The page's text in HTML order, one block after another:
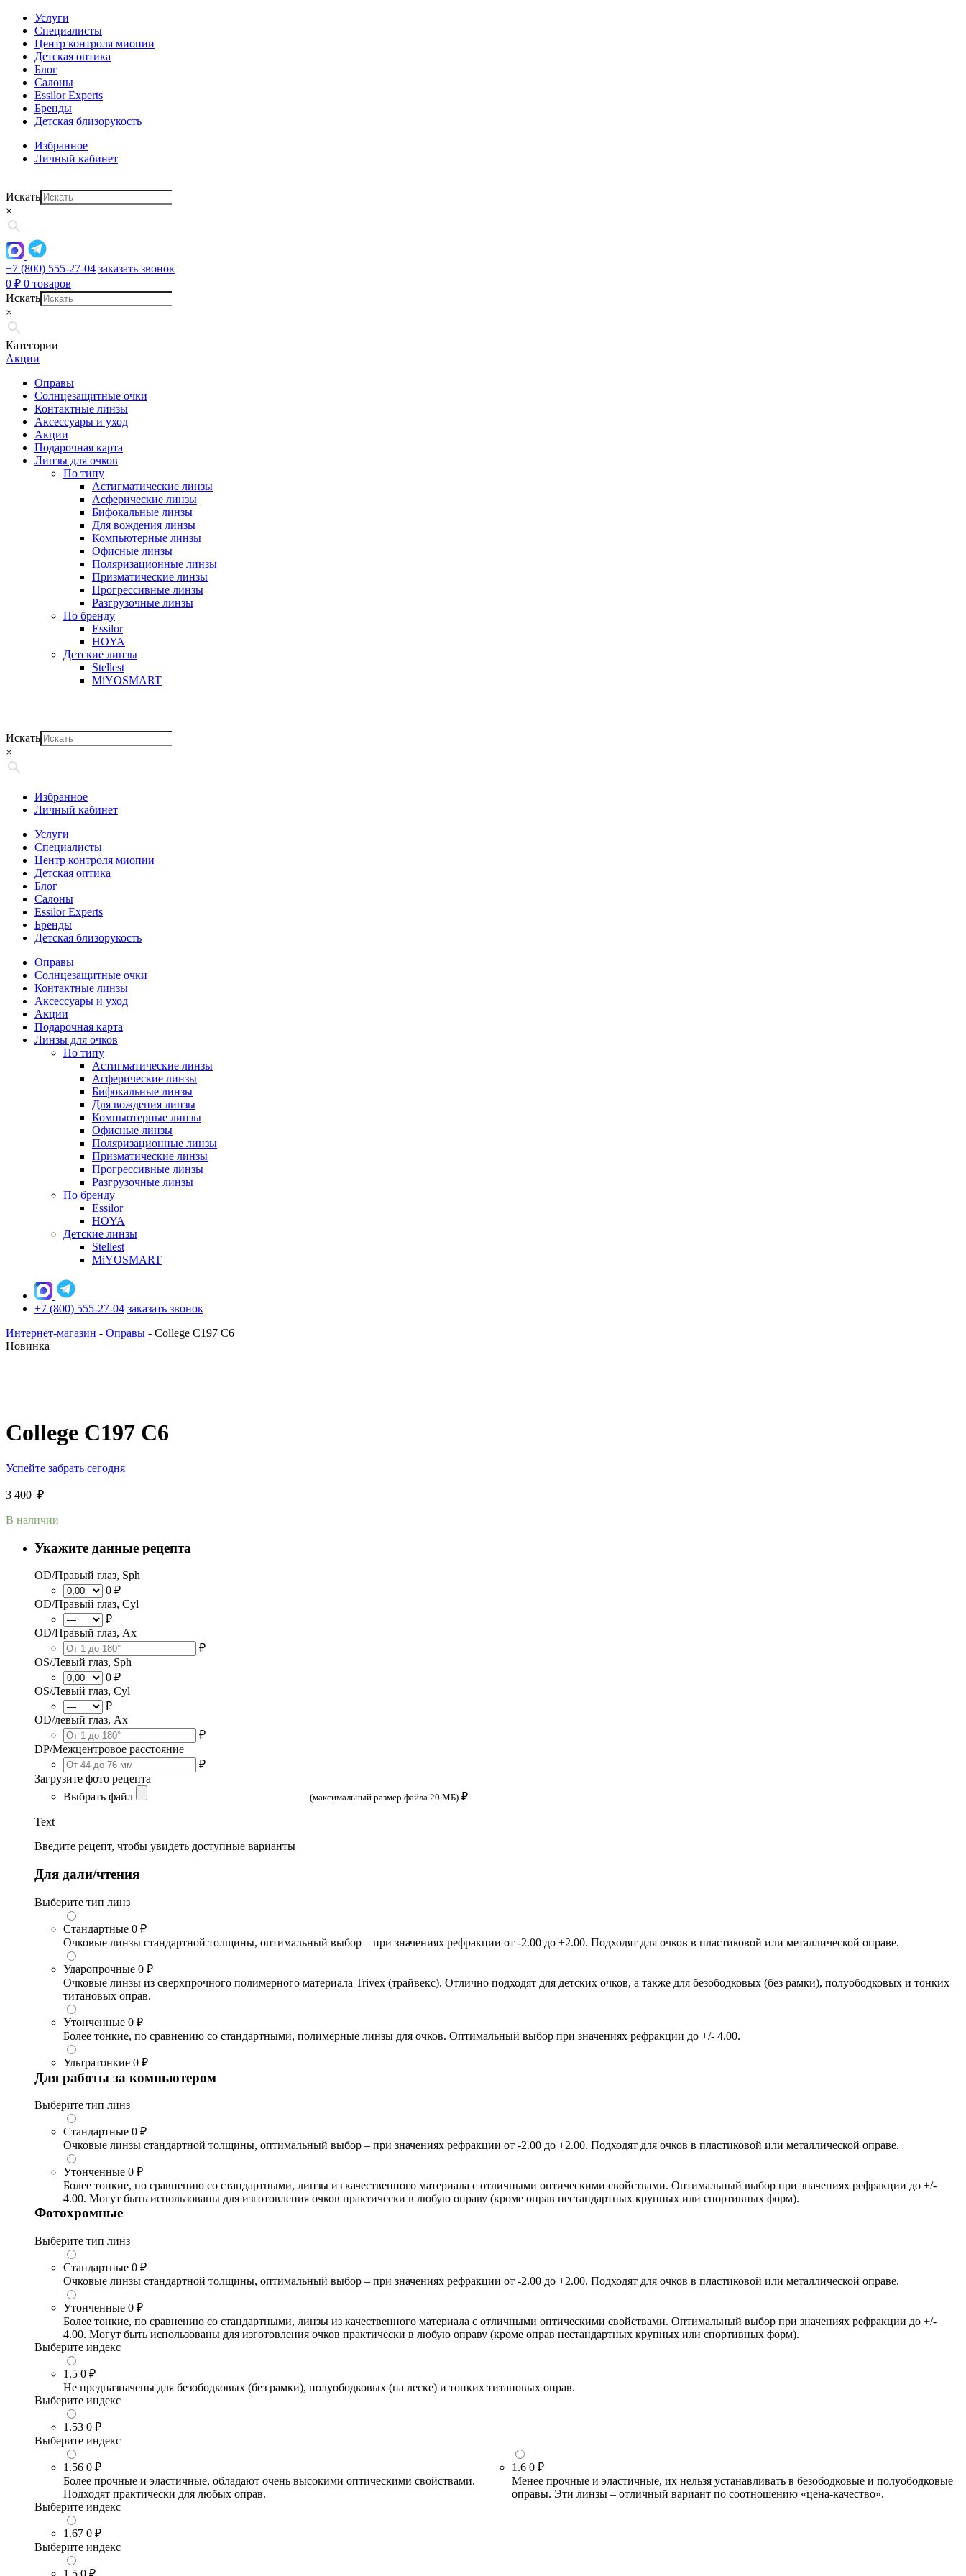
Услуги
Специалисты
Центр контроля миопии
Детская оптика
Блог
Салоны
Essilor Experts
Бренды
Детская близорукость
Избранное
Личный кабинет
Искать
×
+7 (800) 555-27-04 заказать звонок
0 ₽ 0 товаров
Искать
×
Категории
Акции
Оправы
Солнцезащитные очки
Контактные линзы
Аксессуары и уход
Акции
Подарочная карта
Линзы для очков
По типу
Астигматические линзы
Асферические линзы
Бифокальные линзы
Для вождения линзы
Компьютерные линзы
Офисные линзы
Поляризационные линзы
Призматические линзы
Прогрессивные линзы
Разгрузочные линзы
По бренду
Essilor
HOYA
Детские линзы
Stellest
MiYOSMART
Искать
×
Избранное
Личный кабинет
Услуги
Специалисты
Центр контроля миопии
Детская оптика
Блог
Салоны
Essilor Experts
Бренды
Детская близорукость
Оправы
Солнцезащитные очки
Контактные линзы
Аксессуары и уход
Акции
Подарочная карта
Линзы для очков
По типу
Астигматические линзы
Асферические линзы
Бифокальные линзы
Для вождения линзы
Компьютерные линзы
Офисные линзы
Поляризационные линзы
Призматические линзы
Прогрессивные линзы
Разгрузочные линзы
По бренду
Essilor
HOYA
Детские линзы
Stellest
MiYOSMART
+7 (800) 555-27-04 заказать звонок
Интернет-магазин - Оправы - College C197 C6
Новинка
College C197 C6
Успейте забрать сегодня
3 400 ₽
В наличии
Укажите данные рецепта
OD/Правый глаз, Sph
0 ₽
OD/Правый глаз, Cyl
₽
OD/Правый глаз, Ax
₽
OS/Левый глаз, Sph
0 ₽
OS/Левый глаз, Cyl
₽
OD/левый глаз, Ax
₽
DP/Межцентровое расстояние
₽
Загрузите фото рецепта
Выбрать файл
(максимальный размер файла 20 МБ) ₽
Text
Введите рецепт, чтобы увидеть доступные варианты
Для дали/чтения
Выберите тип линз
Стандартные 0 ₽
Очковые линзы стандартной толщины, оптимальный выбор – при значениях рефракции от -2.00 до +2.00. Подходят для очков в пластиковой или металлической оправе.
Ударопрочные 0 ₽
Очковые линзы из сверхпрочного полимерного материала Trivex (трайвекс). Отлично подходят для детских очков, а также для безободковых (без рамки), полуободковых и тонких
титановых оправ.
Утонченные 0 ₽
Более тонкие, по сравнению со стандартными, полимерные линзы для очков. Оптимальный выбор при значениях рефракции до +/- 4.00.
Ультратонкие 0 ₽
Для работы за компьютером
Выберите тип линз
Стандартные 0 ₽
Очковые линзы стандартной толщины, оптимальный выбор – при значениях рефракции от -2.00 до +2.00. Подходят для очков в пластиковой или металлической оправе.
Утонченные 0 ₽
Более тонкие, по сравнению со стандартными, линзы из качественного материала с отличными оптическими свойствами. Оптимальный выбор при значениях рефракции до +/-
4.00. Могут быть использованы для изготовления очков практически в любую оправу (кроме оправ нестандартных крупных или спортивных форм).
Фотохромные
Выберите тип линз
Стандартные 0 ₽
Очковые линзы стандартной толщины, оптимальный выбор – при значениях рефракции от -2.00 до +2.00. Подходят для очков в пластиковой или металлической оправе.
Утонченные 0 ₽
Более тонкие, по сравнению со стандартными, линзы из качественного материала с отличными оптическими свойствами. Оптимальный выбор при значениях рефракции до +/-
4.00. Могут быть использованы для изготовления очков практически в любую оправу (кроме оправ нестандартных крупных или спортивных форм).
Выберите индекс
1.5 0 ₽
Не предназначены для безободковых (без рамки), полуободковых (на леске) и тонких титановых оправ.
Выберите индекс
1.53 0 ₽
Выберите индекс
1.56 0 ₽
Более прочные и эластичные, обладают очень высокими оптическими свойствами.
Подходят практически для любых оправ.
1.6 0 ₽
Менее прочные и эластичные, их нельзя устанавливать в безободковые и полуободковые
оправы. Эти линзы – отличный вариант по соотношению «цена-качество».
Выберите индекс
1.67 0 ₽
Выберите индекс